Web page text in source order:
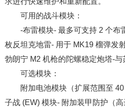
可用的战斗模块：
-布雷模块- 最多可支持 2 个布
枚反坦克地雷- 用于 MK19 榴弹发
勃朗宁 M2 机枪的陀螺稳定炮塔-
可选模块：
附加电池模块（扩展范围至
子战 (EW) 模块- 附加装甲防护（